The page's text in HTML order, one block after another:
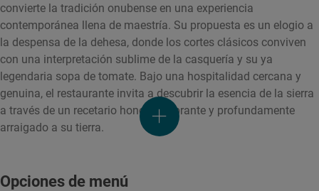
convierte la tradición onubense en una experiencia
contemporánea llena de maestría. Su propuesta es un elogio a
la despensa de la dehesa, donde los cortes clásicos conviven
con una interpretación sublime de la casquería y su ya
legendaria sopa de tomate. Bajo una hospitalidad cercana y
genuina, el restaurante invita a descubrir la esencia de la sierra
a través de un recetario honesto, vibrante y profundamente
arraigado a su tierra.
Opciones de menú